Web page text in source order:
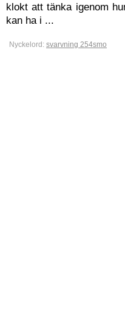
klokt att tänka igenom
kan ha i ...
Nyckelord: svarvning 254smo